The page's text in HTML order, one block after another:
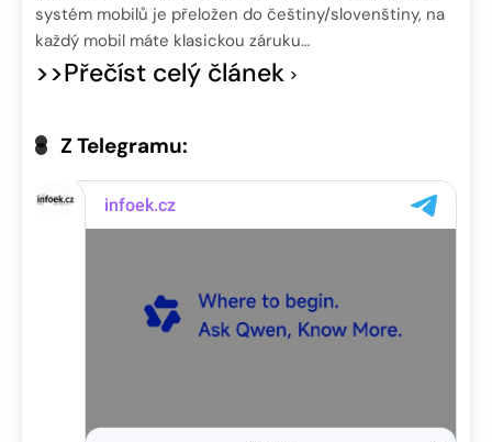
systém mobilů je přeložen do češtiny/slovenštiny, na
každý mobil máte klasickou záruku…
>>Přečíst celý článek
Z Telegramu: